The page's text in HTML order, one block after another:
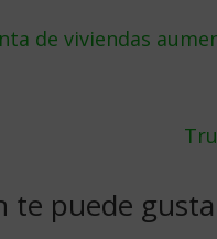
de viviendas
te puede